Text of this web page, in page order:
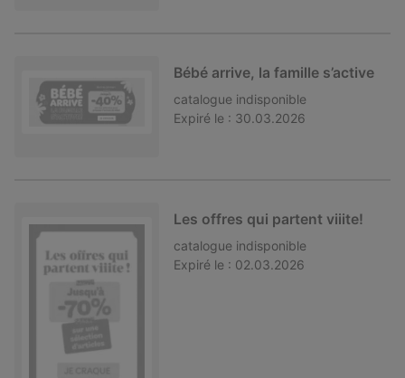
Bébé arrive, la famille s’active
catalogue indisponible
Expiré le : 30.03.2026
Les offres qui partent viiite!
catalogue indisponible
Expiré le : 02.03.2026